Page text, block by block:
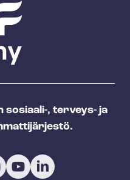
sosiaali-, terveys- ja